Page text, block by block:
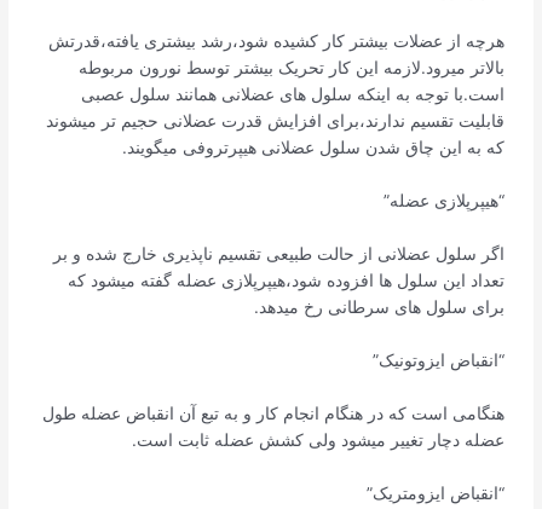
هرچه از عضلات بیشتر کار کشیده شود،رشد بیشتری یافته،قدرتش
بالاتر میرود.لازمه این کار تحریک بیشتر توسط نورون مربوطه
است.با توجه به اینکه سلول های عضلانی همانند سلول عصبی
قابلیت تقسیم ندارند،برای افزایش قدرت عضلانی حجیم تر میشوند
که به این چاق شدن سلول عضلانی هیپرتروفی میگویند.
“هیپرپلازی عضله”
اگر سلول عضلانی از حالت طبیعی تقسیم ناپذیری خارج شده و بر
تعداد این سلول ها افزوده شود،هیپرپلازی عضله گفته میشود که
برای سلول های سرطانی رخ میدهد.
“انقباض ایزوتونیک”
هنگامی است که در هنگام انجام کار و به تبع آن انقباض عضله طول
عضله دچار تغییر میشود ولی کشش عضله ثابت است.
“انقباض ایزومتریک”